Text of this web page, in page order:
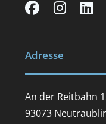
Adresse
An der Reitbahn
93073